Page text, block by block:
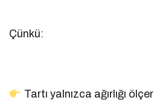
Çünkü:
Tartı yalnızca ağırlığı ölçer